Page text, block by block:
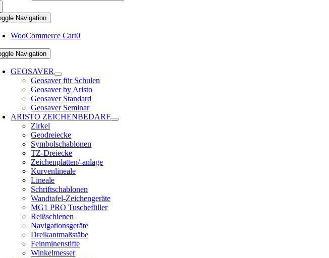
Navigation
WooCommerce Cart0
Navigation
GEOSAVER
Geosaver für Schulen
Geosaver by Aristo
Geosaver Standard
Geosaver Seminar
ARISTO ZEICHENBEDARF
Zirkel
Geodreiecke
Symbolschablonen
TZ-Dreiecke
Zeichenplatten/-anlage
Kurvenlineale
Lineale
Schriftschablonen
Wandtafel-Zeichengeräte
MG1 PRO Tuschefüller
Reißschienen
Navigationsgeräte
Dreikantmaßstäbe
Feinminenstifte
Winkelmesser